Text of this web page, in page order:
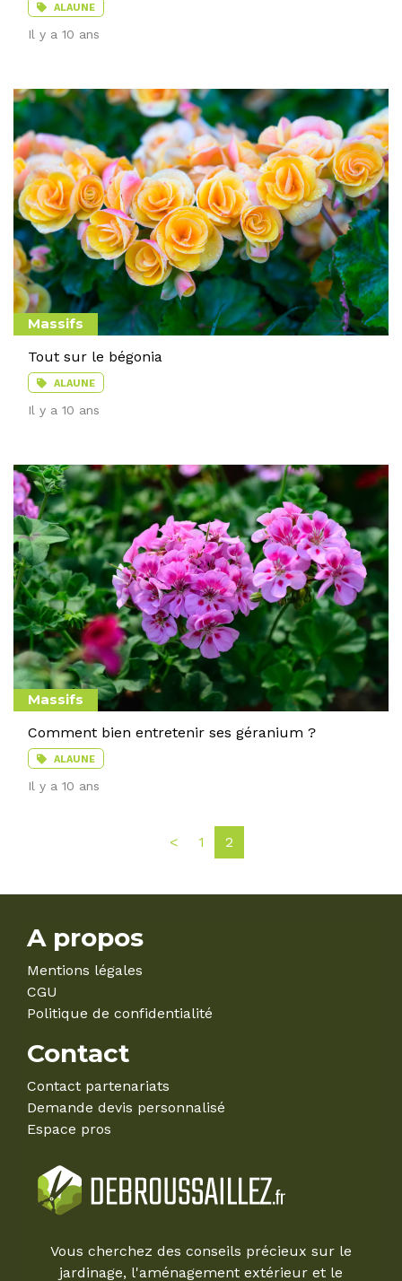
ALAUNE
Il y a 10 ans
Massifs
Tout sur le bégonia
ALAUNE
Il y a 10 ans
Massifs
Comment bien entretenir ses géranium ?
ALAUNE
Il y a 10 ans
< 1 2
A propos
Mentions légales
CGU
Politique de confidentialité
Contact
Contact partenariats
Demande devis personnalisé
Espace pros
Vous cherchez des conseils précieux sur le
jardinage, l'aménagement extérieur et le